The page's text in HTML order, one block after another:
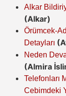
Alkar
(Alkar)
Örümcek-
Detayları
Neden
(Almira
Telefonları
Cebimdeki